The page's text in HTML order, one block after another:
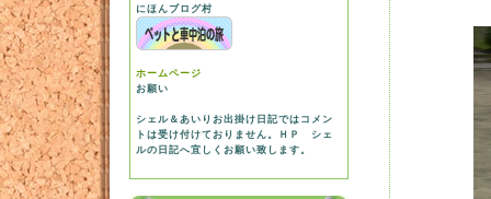
にほんブログ村
ホームページ
お願い
シェル＆あいりお出掛け日記ではコメン
トは受け付けておりません。ＨＰ シェ
ルの日記へ宜しくお願い致します。